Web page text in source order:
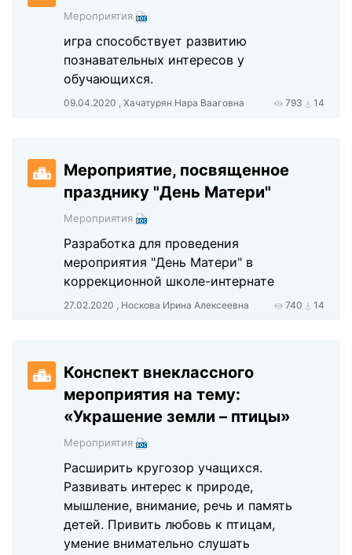
Мероприятия
игра способствует развитию
познавательных интересов у
обучающихся.
09.04.2020 , Хачатурян Нара Вааговна 793 14
Мероприятие, посвященное
празднику "День Матери"
Мероприятия
Разработка для проведения
мероприятия "День Матери" в
коррекционной школе-интернате
27.02.2020 , Носкова Ирина Алексеевна 740 14
Конспект внеклассного
мероприятия на тему:
«Украшение земли – птицы»
Мероприятия
Расширить кругозор учащихся.
Развивать интерес к природе,
мышление, внимание, речь и память
детей. Привить любовь к птицам,
умение внимательно слушать